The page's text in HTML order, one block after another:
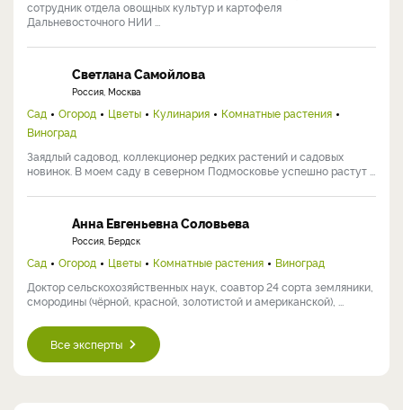
сотрудник отдела овощных культур и картофеля
Дальневосточного НИИ ...
Светлана Самойлова
Россия, Москва
Сад Огород Цветы Кулинария
Комнатные растения
Виноград
Заядлый садовод, коллекционер редких растений и садовых
новинок. В моем саду в северном Подмосковье успешно растут ...
Анна Евгеньевна Соловьева
Россия, Бердск
Сад Огород Цветы Комнатные растения
Виноград
Доктор сельскохозяйственных наук, соавтор 24 сорта земляники,
смородины (чёрной, красной, золотистой и американской), ...
Все эксперты